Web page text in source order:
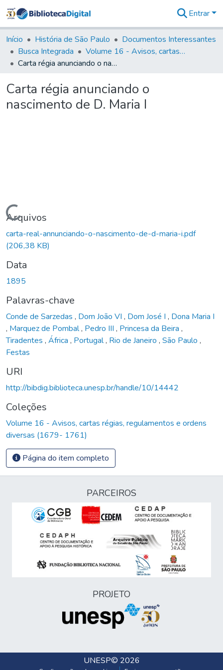
&
Coleções
Tudo na
Biblioteca
Estatísticas
Entrar
Início História de São Paulo
Documentos Interessantes
Busca Integrada
Volume 16 - Avisos, cartas régias, regulamentos e ordens diversas (1679- 1761)
Carta régia anunciando o nascimento de D. Maria I
Carta régia anunciando o
nascimento de D. Maria I
Carregando...
Arquivos
carta-real-annunciando-o-nascimento-de-d-maria-i.pdf
(206,38 KB)
Data
1895
Palavras-chave
Conde de Sarzedas , Dom João VI , Dom José I , Dona Maria I
, Marquez de Pombal, Pedro III , Princesa da Beira ,
Tiradentes , África , Portugal, Rio de Janeiro , São Paulo ,
Festas
URI
http://bibdig.biblioteca.unesp.br/handle/10/14442
Coleções
Volume 16 - Avisos, cartas régias, regulamentos e ordens
diversas (1679- 1761)
Página do item completo
PARCEIROS
PROJETO
UNESP© 2026